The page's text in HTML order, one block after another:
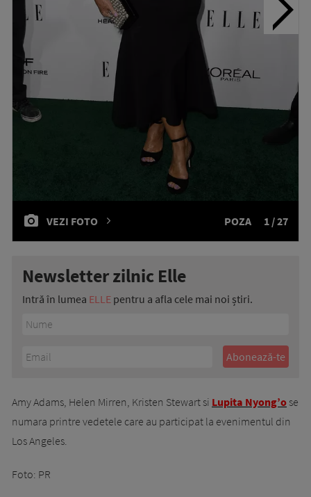
VEZI FOTO POZA 1 / 27
Newsletter zilnic Elle
Intră în lumea ELLE pentru a afla cele mai noi știri.
Amy Adams, Helen Mirren, Kristen Stewart si Lupita Nyong’ose
numara printre vedetele care au participat la evenimentul din
Los Angeles.
Foto: PR